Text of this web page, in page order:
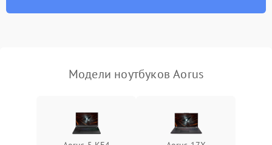
неисправности кулера
пропадание диска
оперативной памяти:
вылеты приложений,
синие экраны
Подробнее →
Модели ноутбуков Aorus